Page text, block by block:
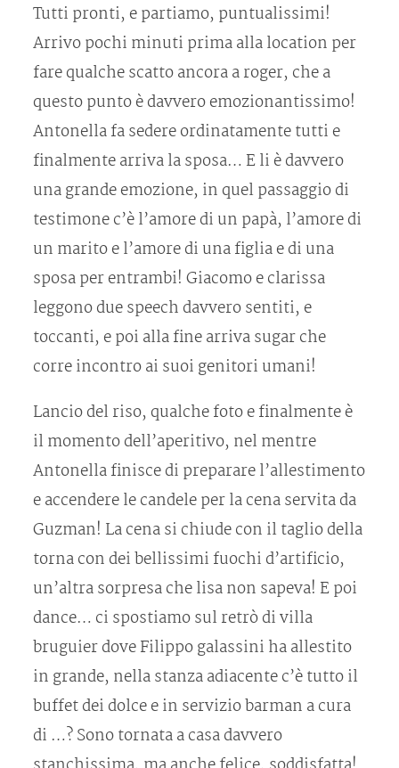
Tutti pronti, e partiamo, puntualissimi!
Arrivo pochi minuti prima alla location per
fare qualche scatto ancora a roger, che a
questo punto è davvero emozionantissimo!
Antonella fa sedere ordinatamente tutti e
finalmente arriva la sposa… E li è davvero
una grande emozione, in quel passaggio di
testimone c’è l’amore di un papà, l’amore di
un marito e l’amore di una figlia e di una
sposa per entrambi! Giacomo e clarissa
leggono due speech davvero sentiti, e
toccanti, e poi alla fine arriva sugar che
corre incontro ai suoi genitori umani!
Lancio del riso, qualche foto e finalmente è
il momento dell’aperitivo, nel mentre
Antonella finisce di preparare l’allestimento
e accendere le candele per la cena servita da
Guzman! La cena si chiude con il taglio della
torna con dei bellissimi fuochi d’artificio,
un’altra sorpresa che lisa non sapeva! E poi
dance… ci spostiamo sul retrò di villa
bruguier dove Filippo galassini ha allestito
in grande, nella stanza adiacente c’è tutto il
buffet dei dolce e in servizio barman a cura
di …? Sono tornata a casa davvero